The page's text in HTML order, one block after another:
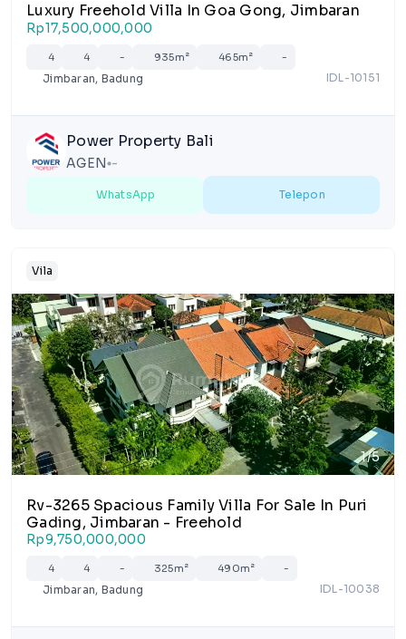
Luxury Freehold Villa In Goa Gong, Jimbaran
Rp17,500,000,000
4 4 - 935m² 465m² -
Jimbaran, Badung IDL-10151
Power Property Bali
AGEN lens -
WhatsApp Telepon
Vila
1/5
Rv-3265 Spacious Family Villa For Sale In Puri
Gading, Jimbaran - Freehold
Rp9,750,000,000
4 4 - 325m² 490m² -
Jimbaran, Badung IDL-10038